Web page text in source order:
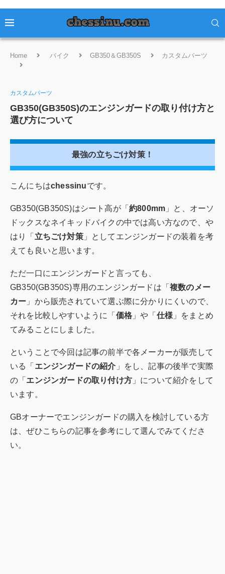
Home バイク GB350＆GB350S
カスタムパーツ
カスタムパーツ
GB350(GB350S)のエンジンガードの取り付け方と
選び方について
最強の立ちごけ対策！
こんにちはchessinuです。
GB350(GB350S)はシート高が「 約800mm 」と、オーソ
ドックスなネイキッドバイクの中では高い方なので、や
はり「 立ちごけ対策」としてエンジンガードの装着を考
えても良いと思います。
ただ一口にエンジンガードと言っても、
GB350(GB350S)専用のエンジンガードは「 複数のメー
カー 」から販売されていて選ぶ際に分かりにくいので、
それを比較しやすいように「 価格 」や「 仕様 」をまとめ
てみることにしました。
ということで今回は記事の前半で各メーカーが販売して
いる「 エンジンガードの紹介 」をし、記事の後半で実際
の「 エンジンガードの取り付け方 」について紹介をして
います。
GBオーナーでエンジンガードの購入を検討している方
は、ぜひこちらの記事を参考にして選んでみてくださ
い。